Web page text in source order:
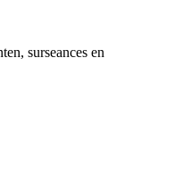
surseances en